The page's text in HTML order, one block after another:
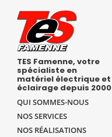
TES Famenne, votre
spécialiste en
matériel électrique et
éclairage depuis 2000
QUI SOMMES-NOUS
NOS SERVICES
NOS RÉALISATIONS